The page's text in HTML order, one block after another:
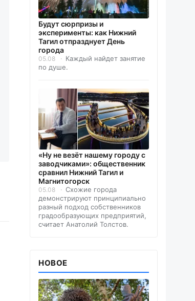
Будут сюрпризы и
эксперименты: как Нижний
Тагил отпразднует День
города
05.08
Каждый найдет занятие
по душе.
«Ну не везёт нашему городу с
заводчиками»: общественник
сравнил Нижний Тагил и
Магнитогорск
05.08
Схожие города
демонстрируют принципиально
разный подход собственников
градообразующих предприятий,
считает Анатолий Толстов.
НОВОЕ